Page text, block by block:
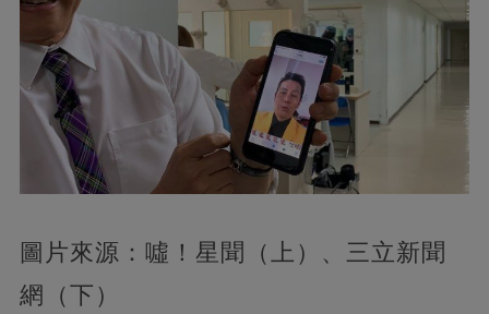
圖片來源：噓！星聞（上）、三立新聞
網（下）